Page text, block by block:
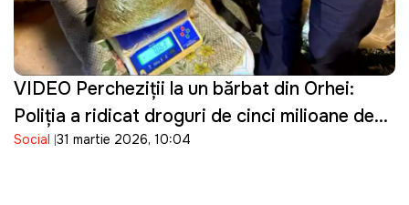
VIDEO Percheziţii la un bărbat din Orhei:
Poliţia a ridicat droguri de cinci milioane de
lei
Social 31 martie 2026, 10:04